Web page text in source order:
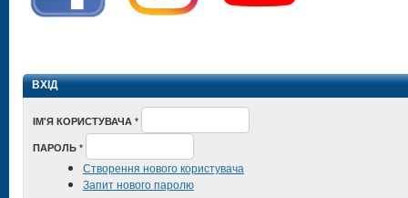
ВХІД
ІМ'Я КОРИСТУВАЧА *
ПАРОЛЬ *
Створення нового користувача
Запит нового паролю